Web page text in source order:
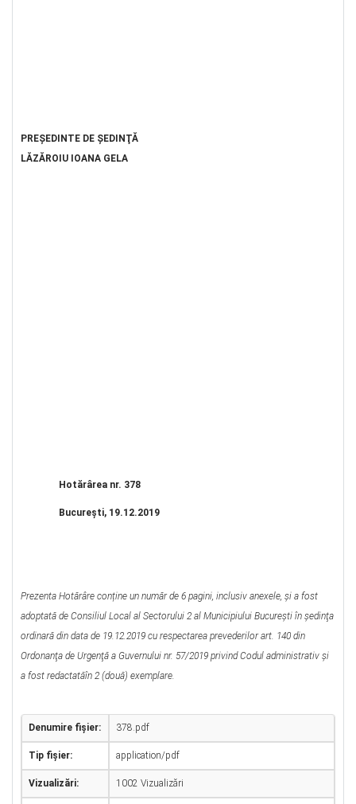
PREŞEDINTE DE ŞEDINŢĂ
LĂZĂROIU IOANA GELA
Hotărârea nr. 378
Bucureşti, 19.12.2019
Prezenta Hotărâre conține un număr de 6 pagini, inclusiv anexele, și a fost
adoptată de Consiliul Local al Sectorului 2 al Municipiului Bucureşti în şedinţa
ordinară din data de 19.12.2019 cu respectarea prevederilor art. 140 din
Ordonanţa de Urgenţă a Guvernului nr. 57/2019 privind Codul administrativ şi
a fost redactatăîn 2 (două) exemplare.
Denumire fișier: 378.pdf
Tip fișier: application/pdf
Vizualizări: 1002 Vizualizări